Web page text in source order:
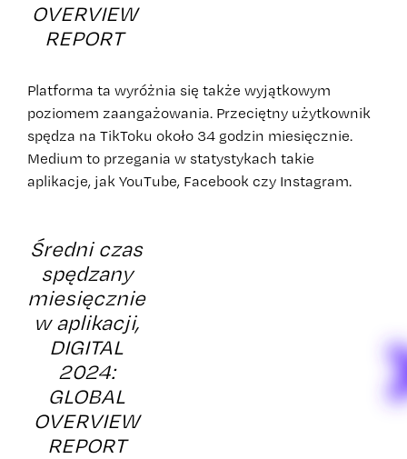
OVERVIEW
REPORT
Platforma ta wyróżnia się także wyjątkowym
poziomem zaangażowania. Przeciętny użytkownik
spędza na TikToku około 34 godzin miesięcznie.
Medium to przegania w statystykach takie
aplikacje, jak YouTube, Facebook czy Instagram.
Średni czas
spędzany
miesięcznie
w aplikacji,
DIGITAL
2024:
GLOBAL
OVERVIEW
REPORT